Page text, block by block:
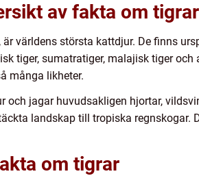
av fakta om tigrar
världens största kattdjur. De finns
tiger, sumatratiger, malajisk tiger
många likheter.
och jagar huvudsakligen hjortar,
landskap till tropiska
om tigrar